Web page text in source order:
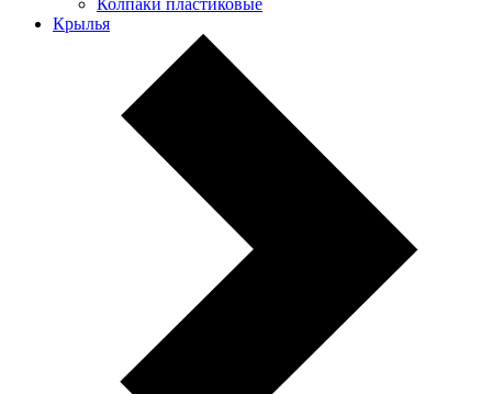
Крылья